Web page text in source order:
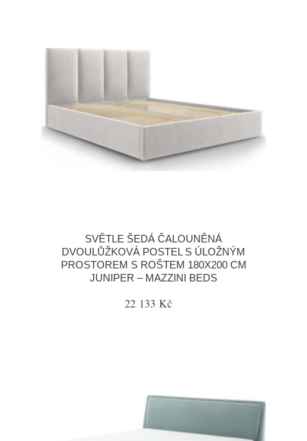
SVĚTLE ŠEDÁ ČALOUNĚNÁ
DVOULŮŽKOVÁ POSTEL S ÚLOŽNÝM
PROSTOREM S ROŠTEM 180X200 CM
JUNIPER – MAZZINI BEDS
22 133 Kč